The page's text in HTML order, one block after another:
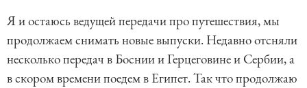
Я и остаюсь ведущей передачи про путешествия, мы
продолжаем снимать новые выпуски. Недавно отсняли
несколько передач в Боснии и Герцеговине и Сербии, а
в скором времени поедем в Египет. Так что продолжаю